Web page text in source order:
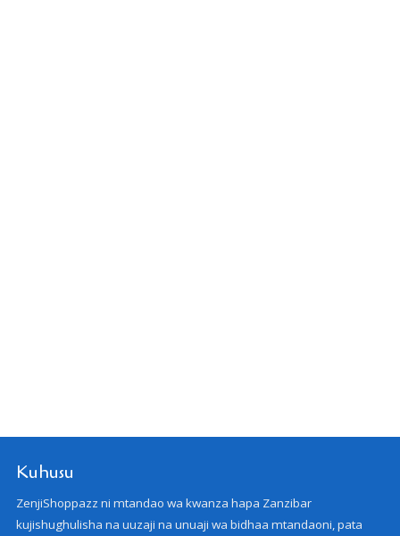
Kuhusu
ZenjiShoppazz ni mtandao wa kwanza hapa Zanzibar
kujishughulisha na uuzaji na unuaji wa bidhaa mtandaoni, pata